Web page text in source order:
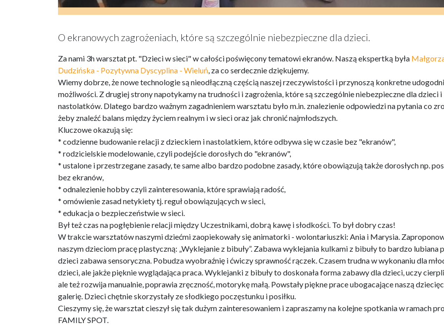
O ekranowych zagrożeniach, które są szczególnie niebezpieczne dla dzieci.
Za nami 3h warsztat pt. "Dzieci w sieci" w całości poświęcony tematowi ekranów. Naszą ekspertką była
Dudzińska - Pozytywna Dyscyplina - Wieluń, za co serdecznie dziękujemy.
Wiemy dobrze, że nowe technologie są nieodłączną częścią naszej rzeczywistości i przynoszą konkretne
możliwości. Z drugiej strony napotykamy na trudności i zagrożenia, które są szczególnie niebezpieczne dla dzieci i
nastolatków. Dlatego bardzo ważnym zagadnieniem warsztatu było m.in. znalezienie odpowiedzi na pytania co
żeby znaleźć balans między życiem realnym i w sieci oraz jak chronić najmłodszych.
Kluczowe okazują się:
* codzienne budowanie relacji z dzieckiem i nastolatkiem, które odbywa się w czasie bez "ekranów",
* rodzicielskie modelowanie, czyli podejście dorosłych do "ekranów",
* ustalone i przestrzegane zasady, te same albo bardzo podobne zasady, które obowiązują także dorosłych np.
bez ekranów,
* odnalezienie hobby czyli zainteresowania, które sprawiają radość,
* omówienie zasad netykiety tj. reguł obowiązujących w sieci,
* edukacja o bezpieczeństwie w sieci.
Był też czas na pogłębienie relacji między Uczestnikami, dobrą kawę i słodkości. To był dobry czas!
W trakcie warsztatów naszymi dziećmi zaopiekowały się animatorki - wolontariuszki: Ania i Marysia.
naszym dzieciom pracę plastyczną: „Wyklejanie z bibuły”. Zabawa wyklejania kulkami z bibuły to bardzo lubiana
dzieci zabawa sensoryczna. Pobudza wyobraźnię i ćwiczy sprawność rączek. Czasem trudna w wykonaniu dla
dzieci, ale jakże pięknie wyglądająca praca. Wyklejanki z bibuły to doskonała forma zabawy dla dzieci, uczy
ale też rozwija manualnie, poprawia zręczność, motorykę małą. Powstały piękne prace ubogacające naszą
galerię. Dzieci chętnie skorzystały ze słodkiego poczęstunku i posiłku.
Cieszymy się, że warsztat cieszył się tak dużym zainteresowaniem i zapraszamy na kolejne spotkania w ramach
FAMILY SPOT.